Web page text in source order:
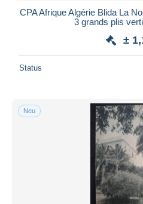
CPA Afrique Algérie Blida La
3 grands plis
±
Status
Neu